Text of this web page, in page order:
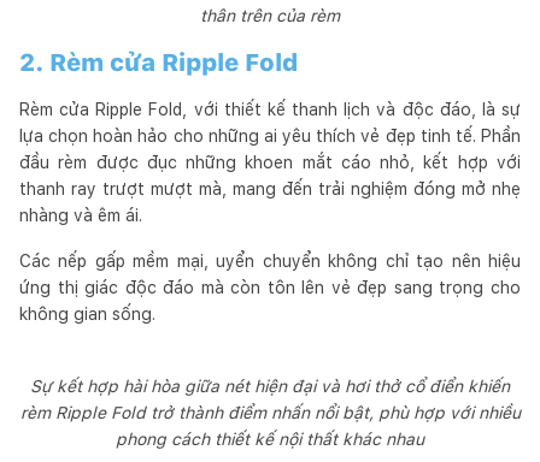
thân trên của rèm
2. Rèm cửa Ripple Fold
Rèm cửa Ripple Fold, với thiết kế thanh lịch và độc đáo, là sự
lựa chọn hoàn hảo cho những ai yêu thích vẻ đẹp tinh tế. Phần
đầu rèm được đục những khoen mắt cáo nhỏ, kết hợp với
thanh ray trượt mượt mà, mang đến trải nghiệm đóng mở nhẹ
nhàng và êm ái.
Các nếp gấp mềm mại, uyển chuyển không chỉ tạo nên hiệu
ứng thị giác độc đáo mà còn tôn lên vẻ đẹp sang trọng cho
không gian sống.
Sự kết hợp hài hòa giữa nét hiện đại và hơi thở cổ điển khiến
rèm Ripple Fold trở thành điểm nhấn nổi bật, phù hợp với nhiều
phong cách thiết kế nội thất khác nhau